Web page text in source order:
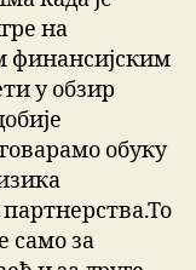
на
финансијским
у обзир
обуку
само за